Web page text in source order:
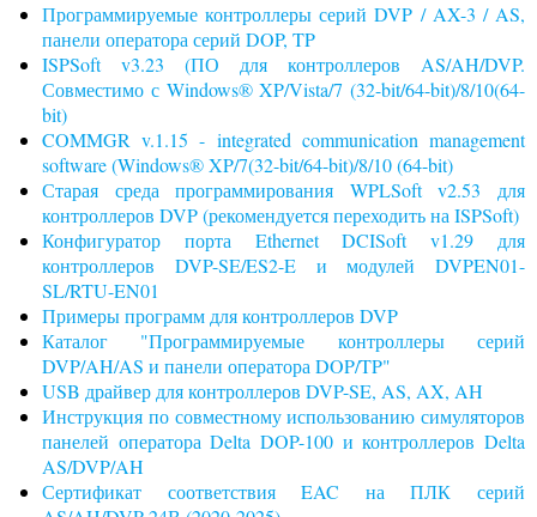
Программируемые контроллеры серий DVP / AX-3 / AS,
панели оператора серий DOP, TP
ISPSoft v3.23 (ПО для контроллеров AS/AH/DVP.
Совместимо с Windows® XP/Vista/7 (32-bit/64-bit)/8/10(64-
bit)
COMMGR v.1.15 - integrated communication management
software (Windows® XP/7(32-bit/64-bit)/8/10 (64-bit)
Старая среда программирования WPLSoft v2.53 для
контроллеров DVP (рекомендуется переходить на ISPSoft)
Конфигуратор порта Ethernet DCISoft v1.29 для
контроллеров DVP-SE/ES2-E и модулей DVPEN01-
SL/RTU-EN01
Примеры программ для контроллеров DVP
Каталог "Программируемые контроллеры серий
DVP/AH/AS и панели оператора DOP/TP"
USB драйвер для контроллеров DVP-SE, AS, AX, AH
Инструкция по совместному использованию симуляторов
панелей оператора Delta DOP-100 и контроллеров Delta
AS/DVP/AH
Сертификат соответствия EAC на ПЛК серий